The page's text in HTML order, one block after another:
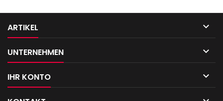
ARTIKEL 
UNTERNEHMEN 
IHR KONTO 